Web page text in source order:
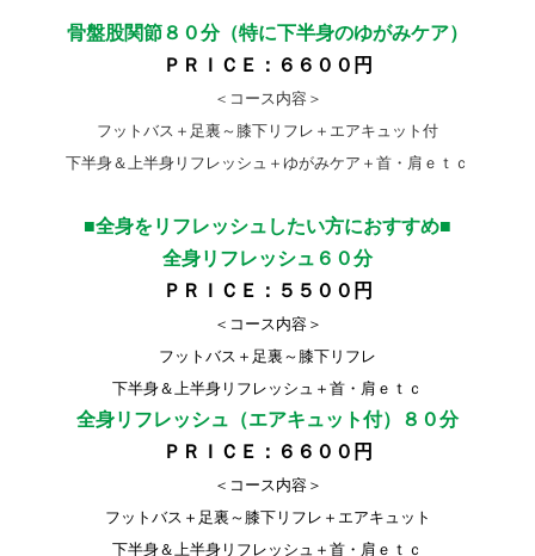
骨盤股関節８０分（特に下半身のゆがみケア）
ＰＲＩＣＥ：６６００円
＜コース内容＞
フットバス＋足裏～膝下リフレ＋エアキュット付
下半身＆上半身リフレッシュ＋ゆがみケア＋首・肩ｅｔｃ
■全身をリフレッシュしたい方におすすめ■
全身リフレッシュ６０分
ＰＲＩＣＥ：５５００円
＜コース内容＞
フットバス＋足裏～膝下リフレ
下半身＆上半身リフレッシュ＋首・肩ｅｔｃ
全身リフレッシュ（エアキュット付）８０分
ＰＲＩＣＥ：６６００円
＜コース内容＞
フットバス＋足裏～膝下リフレ＋エアキュット
下半身＆上半身リフレッシュ＋首・肩ｅｔｃ